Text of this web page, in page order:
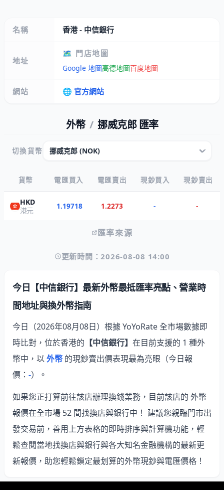
名稱 香港 - 中信銀行
地址
🗺️ 門店地圖
Google 地圖高德地圖百度地圖
網站 🌐 官方網站
外幣 / 挪威克郎 匯率
切換貨幣
貨幣 電匯買入 電匯賣出 現鈔買入 現鈔賣出
HKD
港元
1.19718 1.2273 - -
匯率來源
更新時間：2026-08-08 14:00
今日【中信銀行】最新外幣最抵匯率亮點、營業時
間地址與換外幣指南
今日（2026年08月08日）根據 YoYoRate 全市場數據即
時比對，位於香港的 【中信銀行】 在目前支援的 1 種外
幣中，以外幣 的現鈔賣出價表現最為亮眼 （今日報
價： -）。
如果您正打算前往該店辦理換錢業務，目前該店的 外幣
報價在全市場 52 間找換店與銀行中 ！ 建議您親臨門市出
發交易前，善用上方表格的即時排序與計算機功能，輕
鬆查閱當地找換店與銀行與各大知名金融機構的最新更
新報價，助您輕鬆鎖定最划算的外幣現鈔與電匯價格！